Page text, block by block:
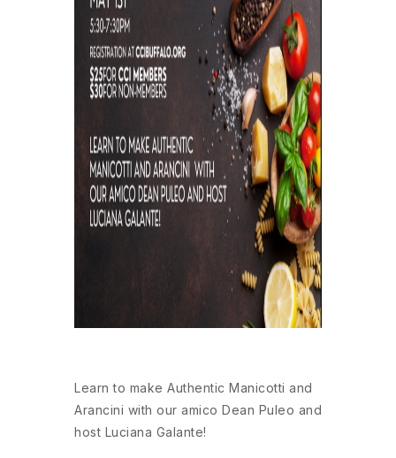
Learn to make Authentic Manicotti and
Arancini with our amico Dean Puleo and
host Luciana Galante!